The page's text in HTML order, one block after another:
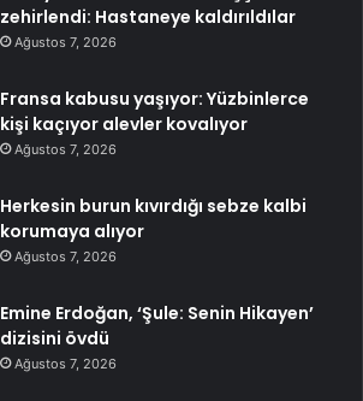
zehirlendi: Hastaneye kaldırıldılar
Ağustos 7, 2026
Fransa kabusu yaşıyor: Yüzbinlerce
kişi kaçıyor alevler kovalıyor
Ağustos 7, 2026
Herkesin burun kıvırdığı sebze kalbi
korumaya alıyor
Ağustos 7, 2026
Emine Erdoğan, ‘Şule: Senin Hikayen’
dizisini övdü
Ağustos 7, 2026